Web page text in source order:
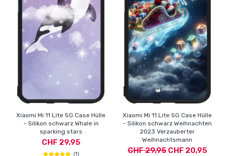
Xiaomi Mi 11 Lite 5G Case Hülle
- Silikon schwarz Whale in
sparking stars
CHF 29,95
(1)
Xiaomi Mi 11 Lite 5G Case Hülle
- Silikon schwarz Weihnachten
2023 Verzauberter
Weihnachtsmann
CHF 29,95CHF 20,95